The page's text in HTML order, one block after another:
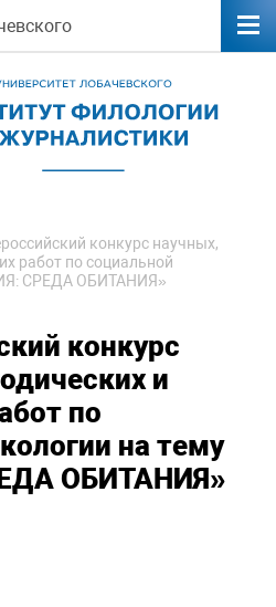
конкурс научных,
работ по социальной
СРЕДА ОБИТАНИЯ»
конкурс
и
по
на тему
ОБИТАНИЯ»